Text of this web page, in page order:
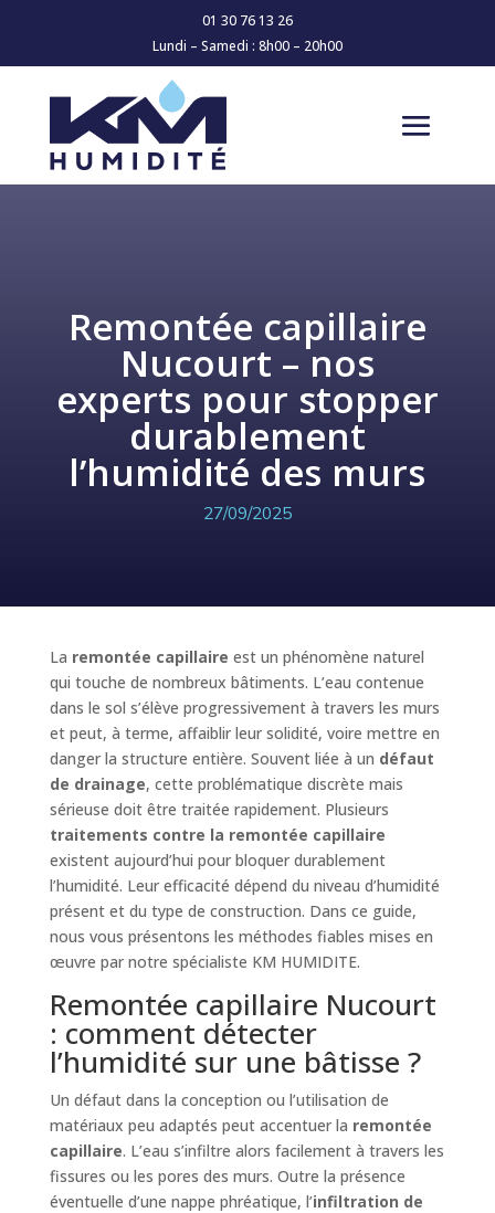
01 30 76 13 26
Lundi – Samedi : 8h00 – 20h00
Remontée capillaire
Nucourt – nos
experts pour stopper
durablement
l’humidité des murs
27/09/2025
La remontée capillaire est un phénomène naturel
qui touche de nombreux bâtiments. L’eau contenue
dans le sol s’élève progressivement à travers les murs
et peut, à terme, affaiblir leur solidité, voire mettre en
danger la structure entière. Souvent liée à un défaut
de drainage, cette problématique discrète mais
sérieuse doit être traitée rapidement. Plusieurs
traitements contre la remontée capillaire
existent aujourd’hui pour bloquer durablement
l’humidité. Leur efficacité dépend du niveau d’humidité
présent et du type de construction. Dans ce guide,
nous vous présentons les méthodes fiables mises en
œuvre par notre spécialiste KM HUMIDITE.
Remontée capillaire Nucourt
: comment détecter
l’humidité sur une bâtisse ?
Un défaut dans la conception ou l’utilisation de
matériaux peu adaptés peut accentuer la remontée
capillaire. L’eau s’infiltre alors facilement à travers les
fissures ou les pores des murs. Outre la présence
éventuelle d’une nappe phréatique, l’infiltration de